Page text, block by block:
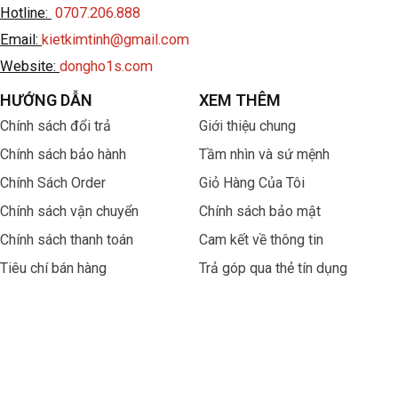
Hotline: 0707.206.888
Email: kietkimtinh@gmail.com
Website: dongho1s.com
HƯỚNG DẪN
Chính sách đổi trả
Chính sách bảo hành
Chính Sách Order
Chính sách vận chuyển
Chính sách thanh toán
Tiêu chí bán hàng
XEM THÊM
Giới thiệu chung
Tầm nhìn và sứ mệnh
Giỏ Hàng Của Tôi
Chính sách bảo mật
Cam kết về thông tin
Trả góp qua thẻ tín dụng